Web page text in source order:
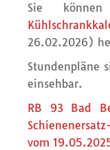
Sie
26.02.2026)
Stundenpläne
einsehbar.
RB 93 Bad
vom